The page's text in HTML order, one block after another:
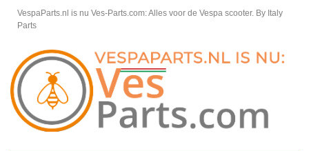
VespaParts.nl is nu Ves-Parts.com: Alles voor de Vespa scooter. By Italy
Parts